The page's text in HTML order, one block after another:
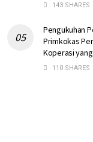
143 SHARES
Pengukuhan
Primkokas
Koperasi
110 SHARES